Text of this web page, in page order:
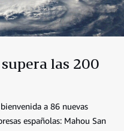
las 200
a 86 nuevas
españolas: Mahou San